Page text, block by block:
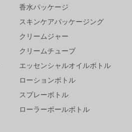
香水パッケージ
スキンケアパッケージング
クリームジャー
クリームチューブ
エッセンシャルオイルボトル
ローションボトル
スプレーボトル
ローラーボールボトル